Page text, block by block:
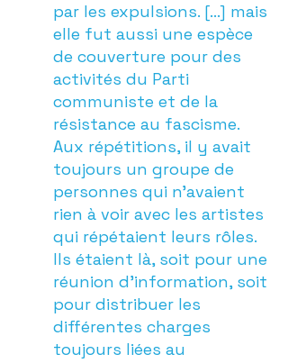
par les expulsions. […] mais
elle fut aussi une espèce
de couverture pour des
activités du Parti
communiste et de la
résistance au fascisme.
Aux répétitions, il y avait
toujours un groupe de
personnes qui n’avaient
rien à voir avec les artistes
qui répétaient leurs rôles.
Ils étaient là, soit pour une
réunion d’information, soit
pour distribuer les
différentes charges
toujours liées au